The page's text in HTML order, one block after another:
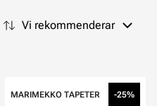
Vi rekommenderar
MARIMEKKO TAPETER -25%